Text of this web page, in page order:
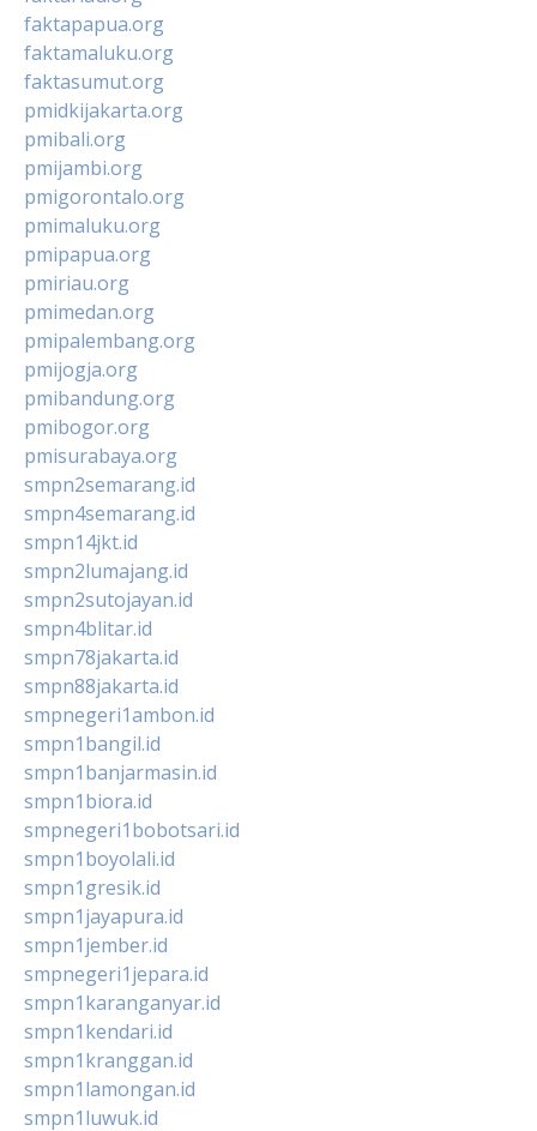
faktapapua.org
faktamaluku.org
faktasumut.org
pmidkijakarta.org
pmibali.org
pmijambi.org
pmigorontalo.org
pmimaluku.org
pmipapua.org
pmiriau.org
pmimedan.org
pmipalembang.org
pmijogja.org
pmibandung.org
pmibogor.org
pmisurabaya.org
smpn2semarang.id
smpn4semarang.id
smpn14jkt.id
smpn2lumajang.id
smpn2sutojayan.id
smpn4blitar.id
smpn78jakarta.id
smpn88jakarta.id
smpnegeri1ambon.id
smpn1bangil.id
smpn1banjarmasin.id
smpn1biora.id
smpnegeri1bobotsari.id
smpn1boyolali.id
smpn1gresik.id
smpn1jayapura.id
smpn1jember.id
smpnegeri1jepara.id
smpn1karanganyar.id
smpn1kendari.id
smpn1kranggan.id
smpn1lamongan.id
smpn1luwuk.id